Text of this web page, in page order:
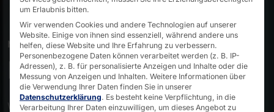
MÄRKTE
Banking
Wesentlicher Faktor bei der digitalen Transformation im
um Erlaubnis bitten.
Wir verwenden Cookies und andere Technologien auf unserer
Website. Einige von ihnen sind essenziell, während andere uns
helfen, diese Website und Ihre Erfahrung zu verbessern.
Personenbezogene Daten können verarbeitet werden (z. B. IP-
Adressen), z. B. für personalisierte Anzeigen und Inhalte oder die
Messung von Anzeigen und Inhalten. Weitere Informationen über
die Verwendung Ihrer Daten finden Sie in unserer
Datenschutzerklärung. Es besteht keine Verpflichtung, in die
Verarbeitung Ihrer Daten einzuwilligen, um dieses Angebot zu